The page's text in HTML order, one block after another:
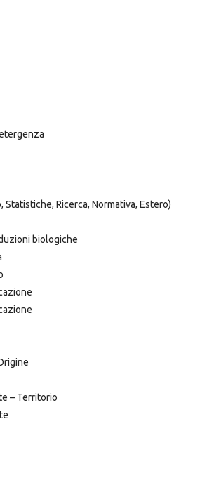
Statistiche, Ricerca, Normativa, Estero)
biologiche
– Territorio